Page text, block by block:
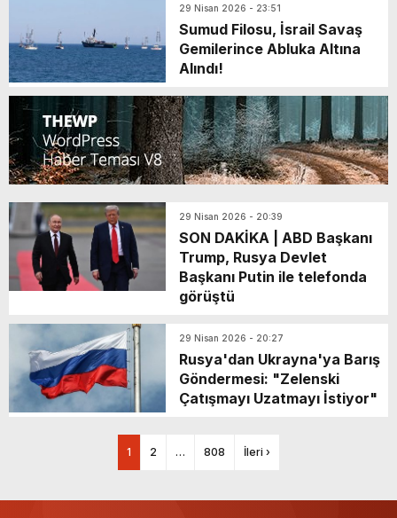
29 Nisan 2026 - 23:51
Sumud Filosu, İsrail Savaş
Gemilerince Abluka Altına
Alındı!
29 Nisan 2026 - 20:39
SON DAKİKA | ABD Başkanı
Trump, Rusya Devlet
Başkanı Putin ile telefonda
görüştü
29 Nisan 2026 - 20:27
Rusya'dan Ukrayna'ya Barış
Göndermesi: "Zelenski
Çatışmayı Uzatmayı İstiyor"
1 2 … 808 İleri ›